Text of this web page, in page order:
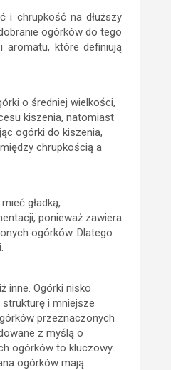
i chrupkość na dłuższy
ogórków do tego
aromatu, które definiują
o średniej wielkości,
kiszenia, natomiast
ogórki do kiszenia,
chrupkością a
gładką,
ponieważ zawiera
ogórków. Dlatego
inne. Ogórki nisko
i mniejsze
przeznaczonych
z myślą o
ogórków to kluczowy
ogórków mają